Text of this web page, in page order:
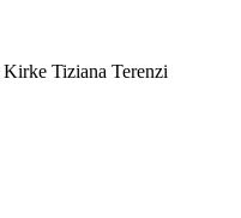
Kirke Tiziana Terenzi